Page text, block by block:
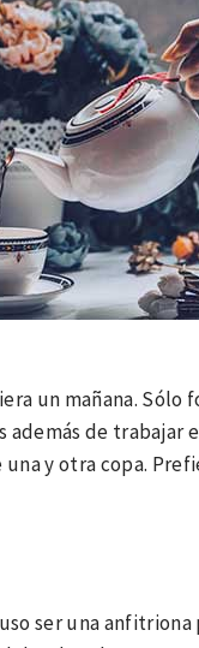
un mañana. Sólo
de trabajar
y otra copa.
ser una